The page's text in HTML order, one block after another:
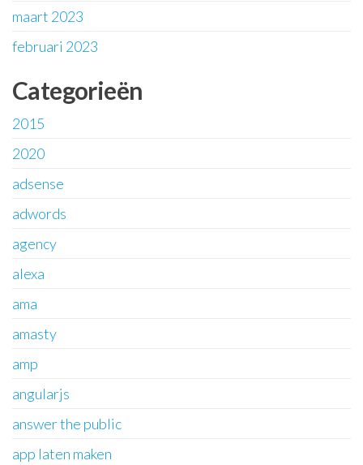
maart 2023
februari 2023
Categorieën
2015
2020
adsense
adwords
agency
alexa
ama
amasty
amp
angularjs
answer the public
app laten maken